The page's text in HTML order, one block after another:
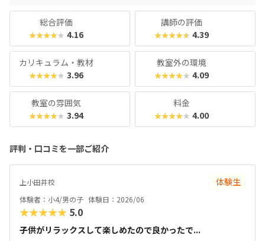
っと試しにやらせてみようかな♪」なんてご家庭にピッタリ
のスクールといえるでしょう。
総合評価
★★★★★ 4.16
講師の評価
★★★★★ 4.39
カリキュラム・教材
★★★★★ 3.96
教室外の環境
★★★★★ 4.09
教室の雰囲気
★★★★★ 3.94
料金
★★★★★ 4.00
評判・口コミを一部ご紹介
上小田井校 体験生
体験者：小4/男の子 体験日：2026/06
★★★★★ 5.0
子供がリラックスして楽しめたので良かったで...